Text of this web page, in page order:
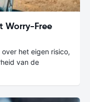
Worry-Free
het eigen risico,
van de